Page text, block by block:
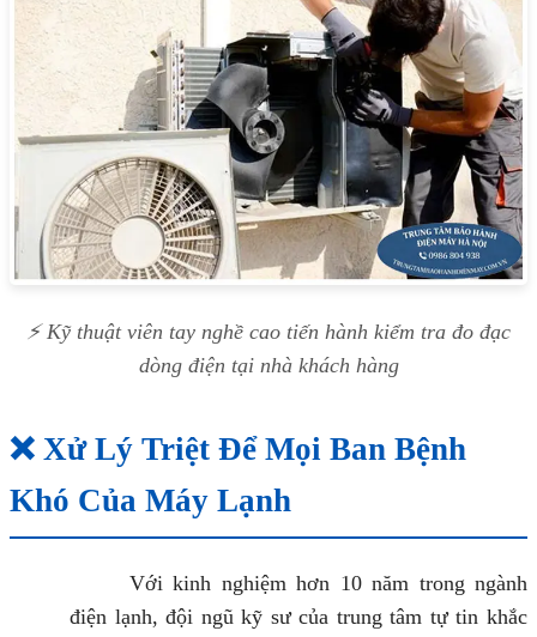
⚡ Kỹ thuật viên tay nghề cao tiến hành kiểm tra đo đạc
dòng điện tại nhà khách hàng
❌ Xử Lý Triệt Để Mọi Ban Bệnh
Khó Của Máy Lạnh
Với kinh nghiệm hơn 10 năm trong ngành
điện lạnh, đội ngũ kỹ sư của trung tâm tự tin khắc